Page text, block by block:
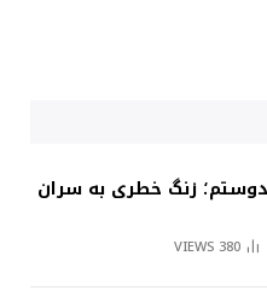
دوستم؛ زنگ خطری به سران
380
VIEWS